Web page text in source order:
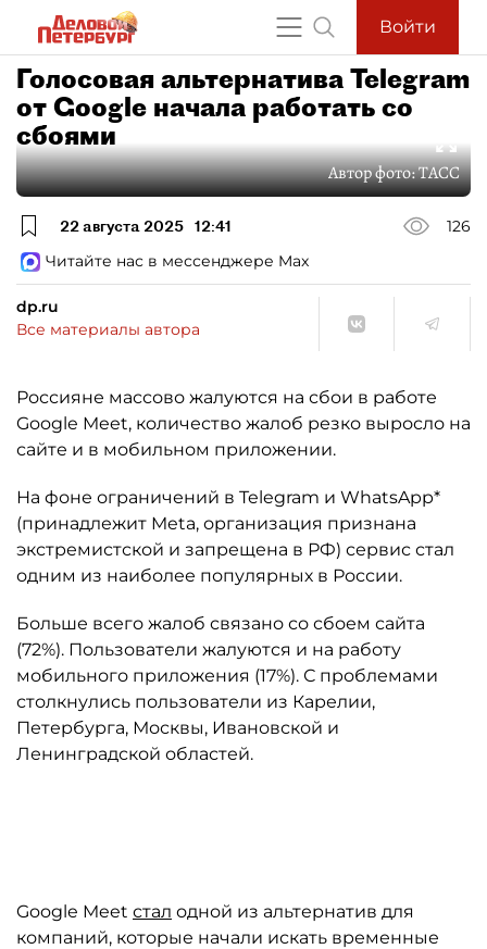
Войти
Голосовая альтернатива Telegram
от Google начала работать со
сбоями
Автор фото:ТАСС
22 августа 2025 12:41
126
Читайте нас в мессенджере Max
dp.ru
Все материалы автора
Россияне массово жалуются на сбои в работе
Google Meet, количество жалоб резко выросло на
сайте и в мобильном приложении.
На фоне ограничений в Telegram и WhatsApp*
(принадлежит Meta, организация признана
экстремистской и запрещена в РФ) сервис стал
одним из наиболее популярных в России.
Больше всего жалоб связано со сбоем сайта
(72%). Пользователи жалуются и на работу
мобильного приложения (17%). С проблемами
столкнулись пользователи из Карелии,
Петербурга, Москвы, Ивановской и
Ленинградской областей.
Google Meet стал одной из альтернатив для
компаний, которые начали искать временные